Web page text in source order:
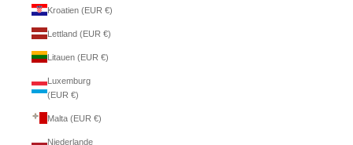
Kroatien (EUR €)
Lettland (EUR €)
Litauen (EUR €)
Luxemburg
(EUR €)
Malta (EUR €)
Niederlande